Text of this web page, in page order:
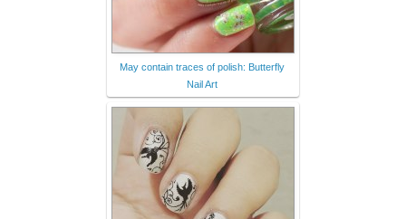
May contain traces of polish: Butterfly
Nail Art